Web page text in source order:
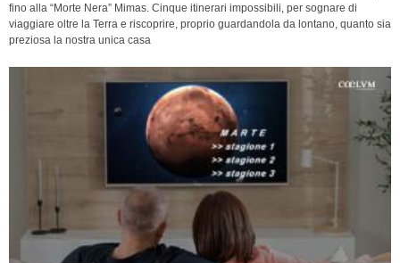
fino alla “Morte Nera” Mimas. Cinque itinerari impossibili, per sognare di
viaggiare oltre la Terra e riscoprire, proprio guardandola da lontano, quanto sia
preziosa la nostra unica casa